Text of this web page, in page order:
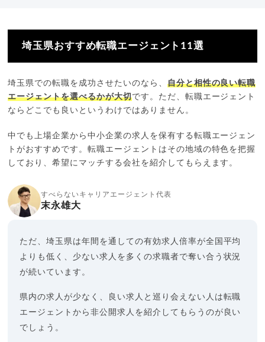
埼玉県おすすめ転職エージェント11選
埼玉県での転職を成功させたいのなら、 自分と相性の良い転職
エージェントを選べるかが大切です。ただ、転職エージェント
ならどこでも良いというわけではありません。
中でも上場企業から中小企業の求人を保有する転職エージェン
トがおすすめです。転職エージェントはその地域の特色を把握
しており、希望にマッチする会社を紹介してもらえます。
すべらないキャリアエージェント代表
末永雄大
ただ、埼玉県は年間を通しての有効求人倍率が全国平均
よりも低く、少ない求人を多くの求職者で奪い合う状況
が続いています。
県内の求人が少なく、良い求人と巡り会えない人は転職
エージェントから非公開求人を紹介してもらうのが良い
でしょう。